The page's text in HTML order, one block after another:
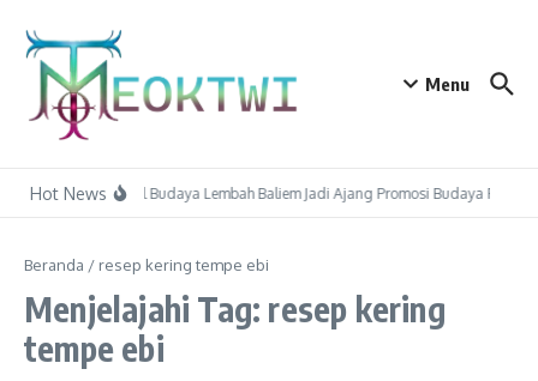
Menu
Hot NewsFestival Budaya Lembah Baliem Jadi Ajang Promosi Budaya
Beranda / resep kering tempe ebi
Menjelajahi Tag: resep kering
tempe ebi